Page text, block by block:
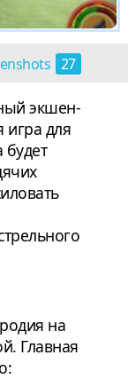
27
экшен-
для
на
Главная